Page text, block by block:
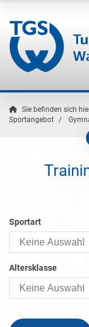
Sie befinden sich
Sportangebot
Sportart
Altersklasse